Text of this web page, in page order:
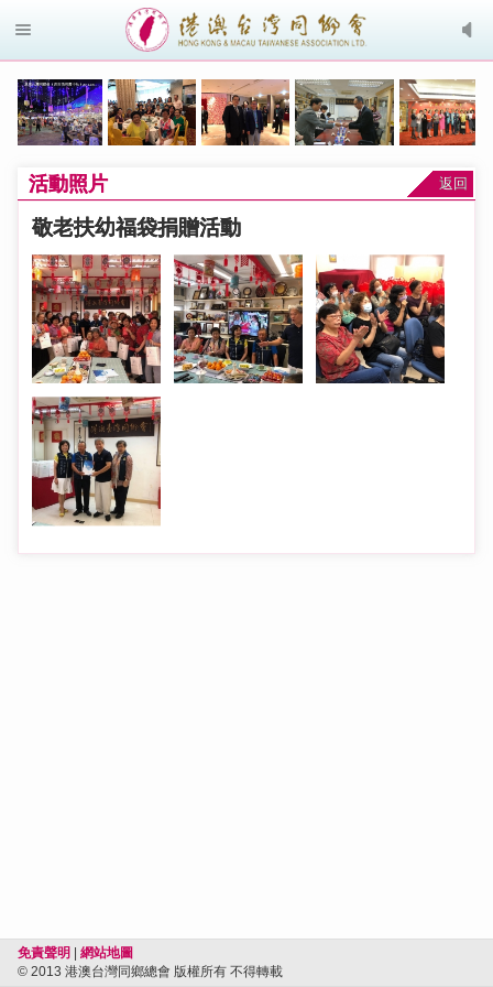
活動照片 返回
敬老扶幼福袋捐贈活動
免責聲明
網站地圖
© 2013 港澳台灣同鄉總會 版權所有 不得轉載